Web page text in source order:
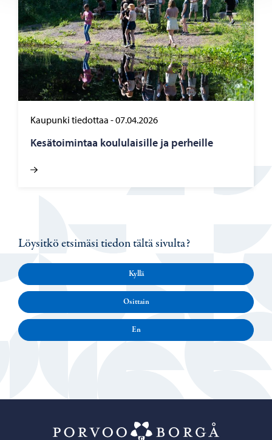
Kaupunki tiedottaa -07.04.2026
Ke­sä­toi­min­taa kou­lu­lai­sil­le ja per­heil­le
Löysitkö etsimäsi tiedon tältä sivulta?
Kyllä
Osittain
En